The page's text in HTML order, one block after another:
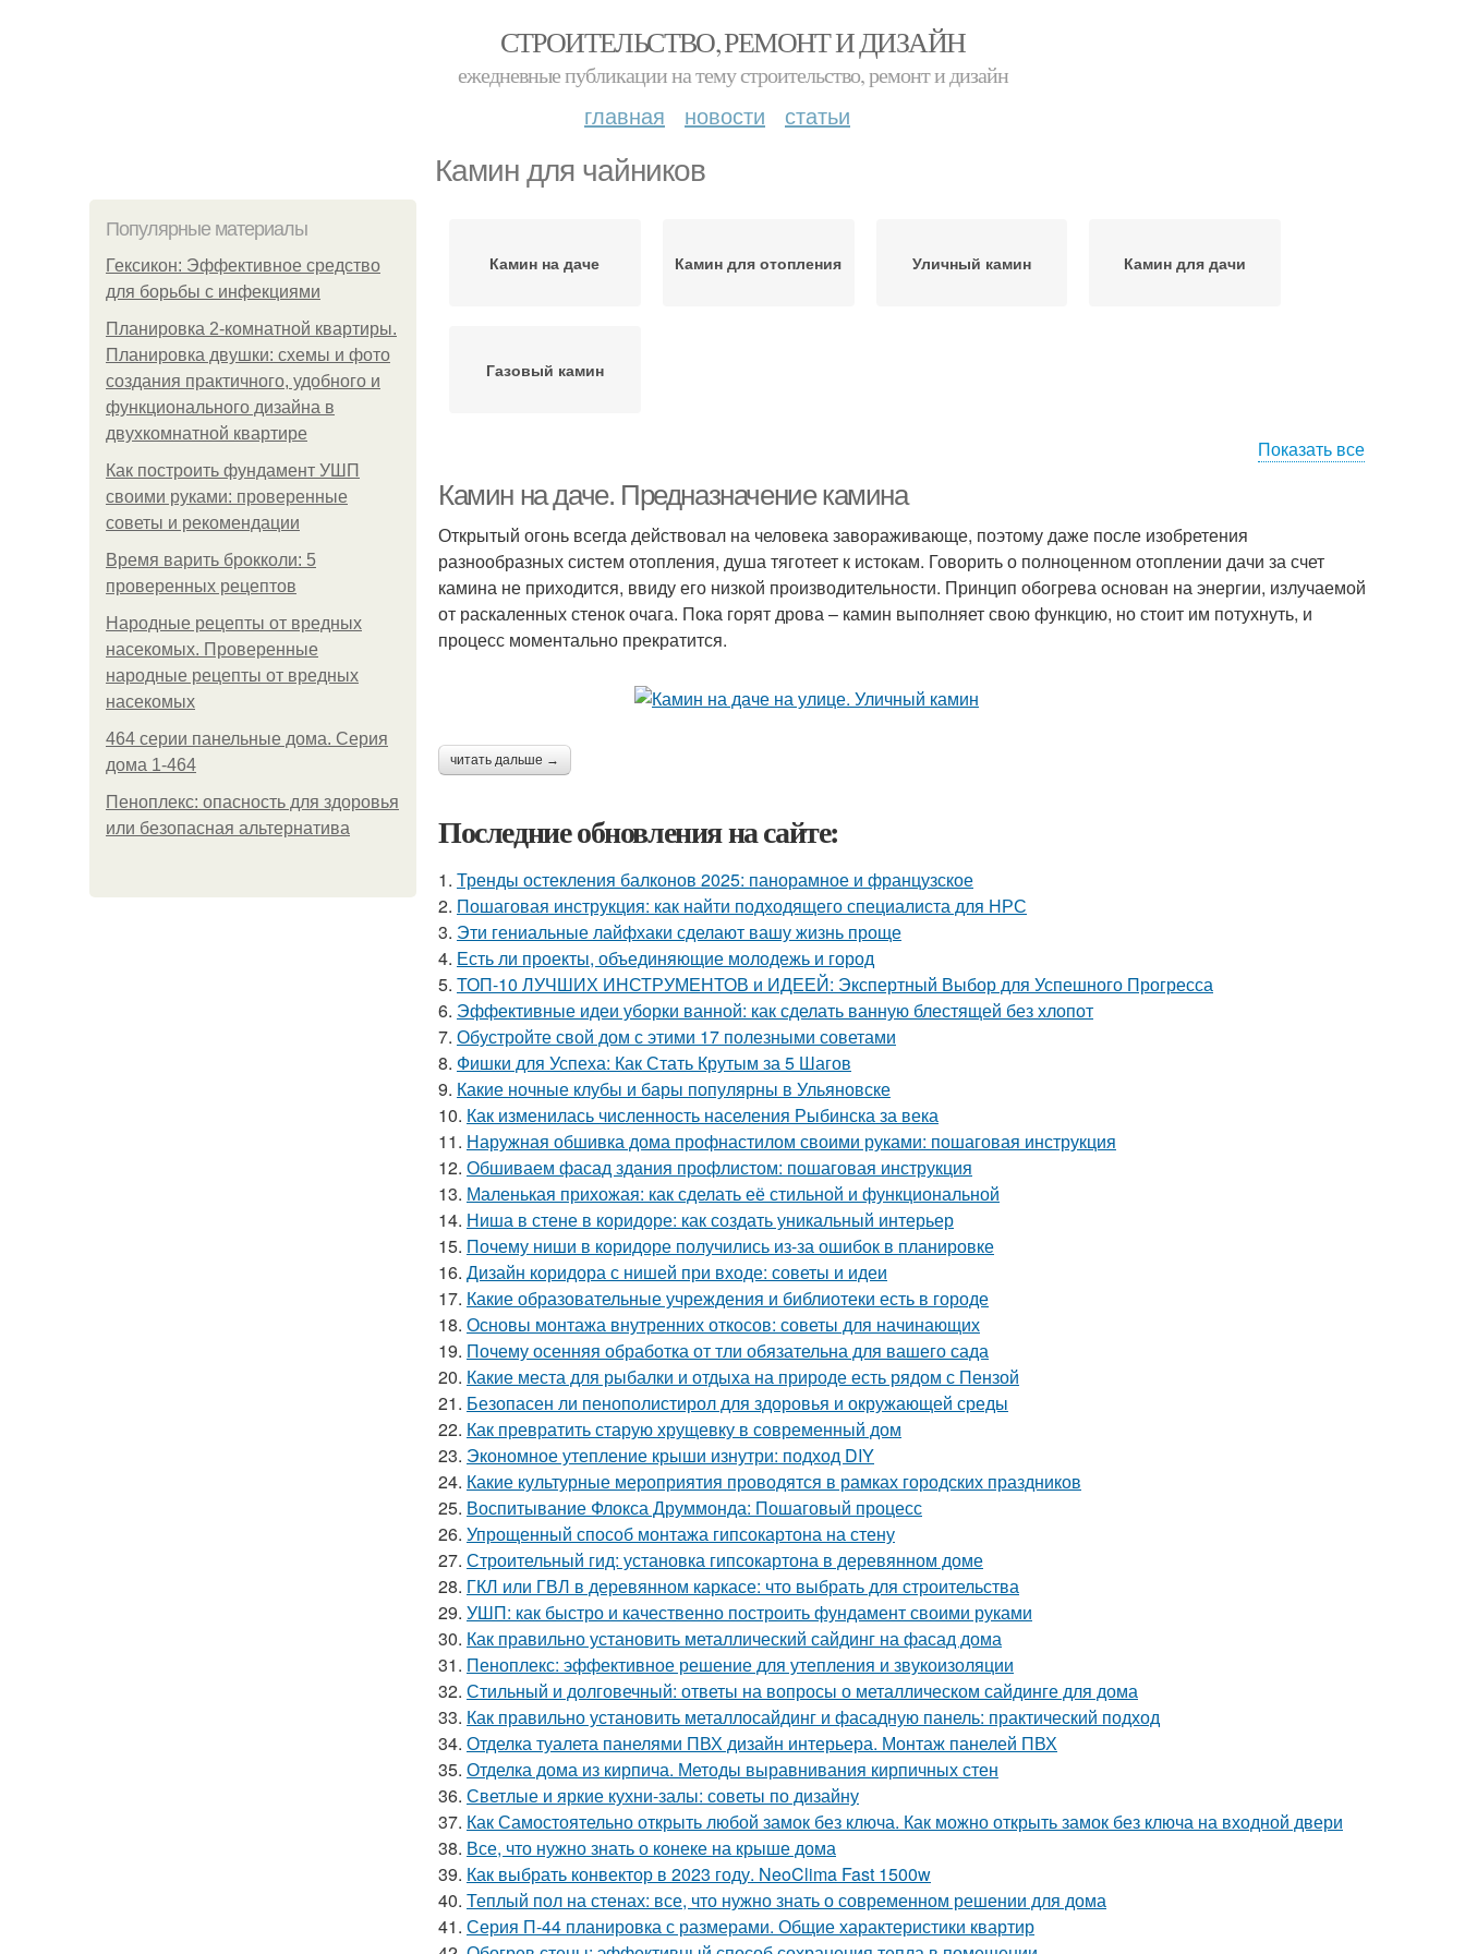
СТРОИТЕЛЬСТВО, РЕМОНТ И ДИЗАЙН
ежедневные публикации на тему строительство, ремонт и дизайн
главная новости статьи
Камин для чайников
Популярные материалы
Гексикон: Эффективное средство
для борьбы с инфекциями
Планировка 2-комнатной квартиры.
Планировка двушки: схемы и фото
создания практичного, удобного и
функционального дизайна в
двухкомнатной квартире
Как построить фундамент УШП
своими руками: проверенные
советы и рекомендации
Время варить брокколи: 5
проверенных рецептов
Народные рецепты от вредных
насекомых. Проверенные
народные рецепты от вредных
насекомых
464 серии панельные дома. Серия
дома 1-464
Пеноплекс: опасность для здоровья
или безопасная альтернатива
Камин на даче Камин для отопления Уличный камин Камин для дачи
Газовый камин
Показать все
Камин на даче. Предназначение камина
Открытый огонь всегда действовал на человека завораживающе, поэтому даже после изобретения
разнообразных систем отопления, душа тяготеет к истокам. Говорить о полноценном отоплении дачи за счет
камина не приходится, ввиду его низкой производительности. Принцип обогрева основан на энергии, излучаемой
от раскаленных стенок очага. Пока горят дрова – камин выполняет свою функцию, но стоит им потухнуть, и
процесс моментально прекратится.
читать дальше →
Последние обновления на сайте:
1. Тренды остекления балконов 2025: панорамное и французское
2. Пошаговая инструкция: как найти подходящего специалиста для НРС
3. Эти гениальные лайфхаки сделают вашу жизнь проще
4. Есть ли проекты, объединяющие молодежь и город
5. ТОП-10 ЛУЧШИХ ИНСТРУМЕНТОВ и ИДЕЕЙ: Экспертный Выбор для Успешного Прогресса
6. Эффективные идеи уборки ванной: как сделать ванную блестящей без хлопот
7. Обустройте свой дом с этими 17 полезными советами
8. Фишки для Успеха: Как Стать Крутым за 5 Шагов
9. Какие ночные клубы и бары популярны в Ульяновске
10. Как изменилась численность населения Рыбинска за века
11. Наружная обшивка дома профнастилом своими руками: пошаговая инструкция
12. Обшиваем фасад здания профлистом: пошаговая инструкция
13. Маленькая прихожая: как сделать её стильной и функциональной
14. Ниша в стене в коридоре: как создать уникальный интерьер
15. Почему ниши в коридоре получились из-за ошибок в планировке
16. Дизайн коридора с нишей при входе: советы и идеи
17. Какие образовательные учреждения и библиотеки есть в городе
18. Основы монтажа внутренних откосов: советы для начинающих
19. Почему осенняя обработка от тли обязательна для вашего сада
20. Какие места для рыбалки и отдыха на природе есть рядом с Пензой
21. Безопасен ли пенополистирол для здоровья и окружающей среды
22. Как превратить старую хрущевку в современный дом
23. Экономное утепление крыши изнутри: подход DIY
24. Какие культурные мероприятия проводятся в рамках городских праздников
25. Воспитывание Флокса Друммонда: Пошаговый процесс
26. Упрощенный способ монтажа гипсокартона на стену
27. Строительный гид: установка гипсокартона в деревянном доме
28. ГКЛ или ГВЛ в деревянном каркасе: что выбрать для строительства
29. УШП: как быстро и качественно построить фундамент своими руками
30. Как правильно установить металлический сайдинг на фасад дома
31. Пеноплекс: эффективное решение для утепления и звукоизоляции
32. Стильный и долговечный: ответы на вопросы о металлическом сайдинге для дома
33. Как правильно установить металлосайдинг и фасадную панель: практический подход
34. Отделка туалета панелями ПВХ дизайн интерьера. Монтаж панелей ПВХ
35. Отделка дома из кирпича. Методы выравнивания кирпичных стен
36. Светлые и яркие кухни-залы: советы по дизайну
37. Как Самостоятельно открыть любой замок без ключа. Как можно открыть замок без ключа на входной двери
38. Все, что нужно знать о конеке на крыше дома
39. Как выбрать конвектор в 2023 году. NeoClima Fast 1500w
40. Теплый пол на стенах: все, что нужно знать о современном решении для дома
41. Серия П-44 планировка с размерами. Общие характеристики квартир